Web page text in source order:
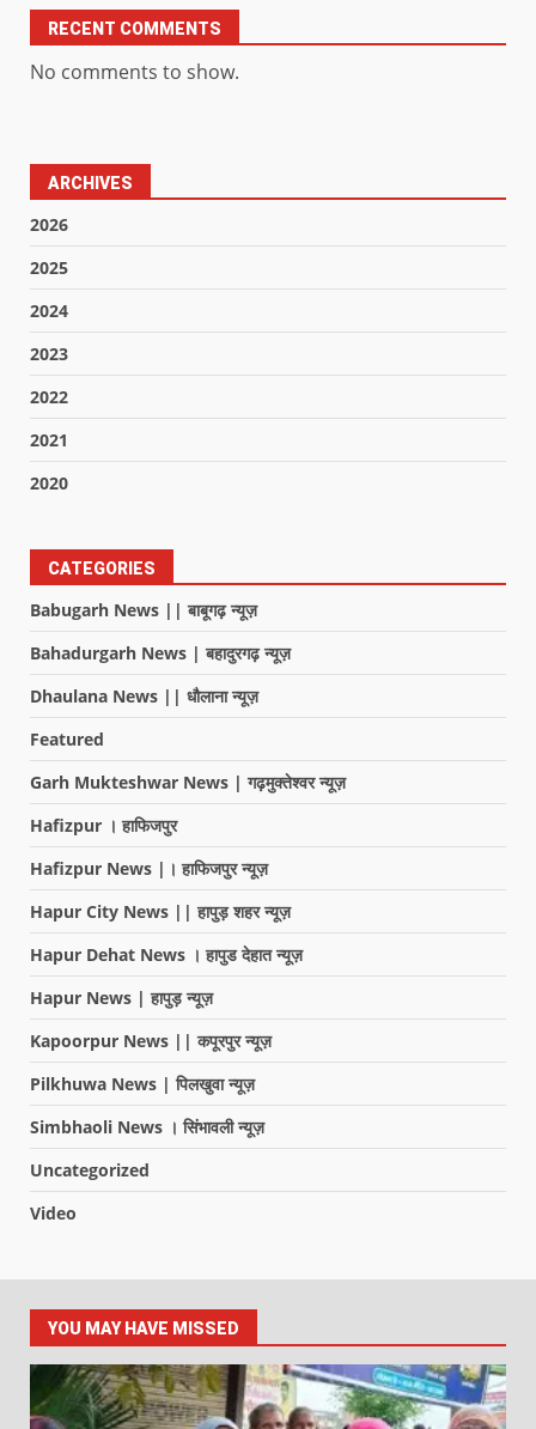
RECENT COMMENTS
No comments to show.
ARCHIVES
2026
2025
2024
2023
2022
2021
2020
CATEGORIES
Babugarh News || बाबूगढ़ न्यूज़
Bahadurgarh News | बहादुरगढ़ न्यूज़
Dhaulana News || धौलाना न्यूज़
Featured
Garh Mukteshwar News | गढ़मुक्तेश्वर न्यूज़
Hafizpur । हाफिजपुर
Hafizpur News |। हाफिजपुर न्यूज़
Hapur City News || हापुड़ शहर न्यूज़
Hapur Dehat News । हापुड देहात न्यूज़
Hapur News | हापुड़ न्यूज़
Kapoorpur News || कपूरपुर न्यूज़
Pilkhuwa News | पिलखुवा न्यूज़
Simbhaoli News । सिंभावली न्यूज़
Uncategorized
Video
YOU MAY HAVE MISSED